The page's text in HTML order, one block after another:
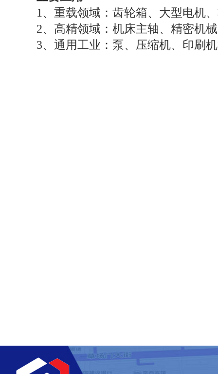
1、重载领域：齿轮箱、大型电机
2、高精领域：机床主轴、精密机
3、通用工业：泵、压缩机、印刷